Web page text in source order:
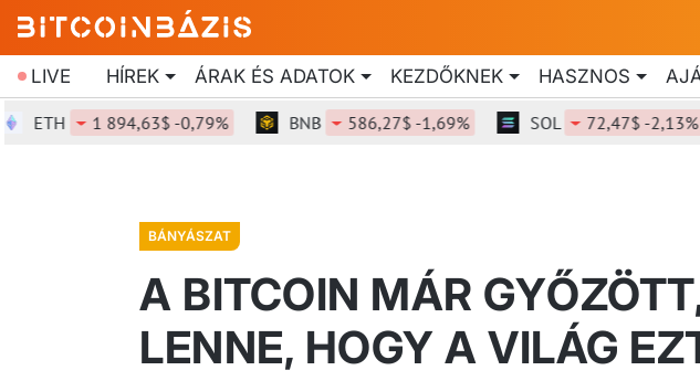
LIVE HÍREK ÁRAK ÉS ADATOK KEZDŐKNEK HASZNOS
1 894,63$ -0,79% BNB 586,27$ -1,69% SOL 72,47$ -2,13%
BÁNYÁSZAT
A BITCOIN MÁR
LENNE, HOGY A VILÁG